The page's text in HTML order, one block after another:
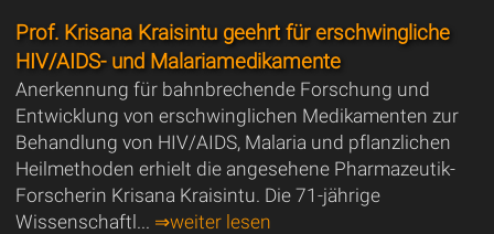
Prof. Krisana Kraisintu geehrt für erschwingliche
HIV/AIDS- und Malariamedikamente
Anerkennung für bahnbrechende Forschung und
Entwicklung von erschwinglichen Medikamenten zur
Behandlung von HIV/AIDS, Malaria und pflanzlichen
Heilmethoden erhielt die angesehene Pharmazeutik-
Forscherin Krisana Kraisintu. Die 71-jährige
Wissenschaftl... ⇒weiter lesen